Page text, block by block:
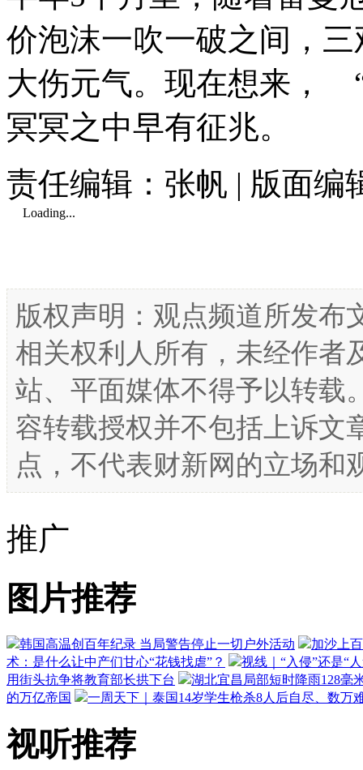
价泡沫一吹一破之间，
大伤元气。现在想来，
冥冥之中早有征兆。
责任编辑：张帆 | 版面编
Loading...
版权声明：观点频道所发布
相关权利人所有，未经作者
站、平面媒体不得予以转载
容转载授权并不包括上诉文
点，不代表财新网的立场和
推广
图片推荐
韩国高温创百年纪录 当局警告停止一切户外活动
加沙上
术：是什么让中产们甘心“花钱找虐”？
视线｜“入侵”还是“
用街头抗争将教育部长拱下台
湖北宜昌局部短时降雨128毫
的万亿帝国
一周天下｜泰国14岁学生枪杀8人后自尽、数万
视听推荐